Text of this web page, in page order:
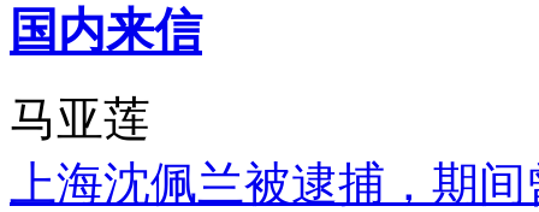
国内来信
马亚莲
上海沈佩兰被逮捕，期